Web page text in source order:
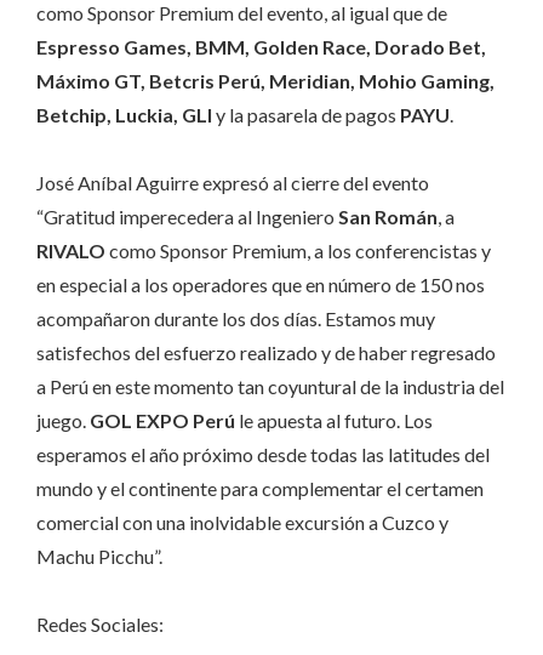
como Sponsor Premium del evento, al igual que de
Espresso Games, BMM, Golden Race, Dorado Bet,
Máximo GT, Betcris Perú, Meridian, Mohio Gaming,
Betchip, Luckia, GLI y la pasarela de pagos PAYU.
José Aníbal Aguirre expresó al cierre del evento
“Gratitud imperecedera al Ingeniero San Román, a
RIVALO como Sponsor Premium, a los conferencistas y
en especial a los operadores que en número de 150 nos
acompañaron durante los dos días. Estamos muy
satisfechos del esfuerzo realizado y de haber regresado
a Perú en este momento tan coyuntural de la industria del
juego. GOL EXPO Perú le apuesta al futuro. Los
esperamos el año próximo desde todas las latitudes del
mundo y el continente para complementar el certamen
comercial con una inolvidable excursión a Cuzco y
Machu Picchu”.
Redes Sociales: